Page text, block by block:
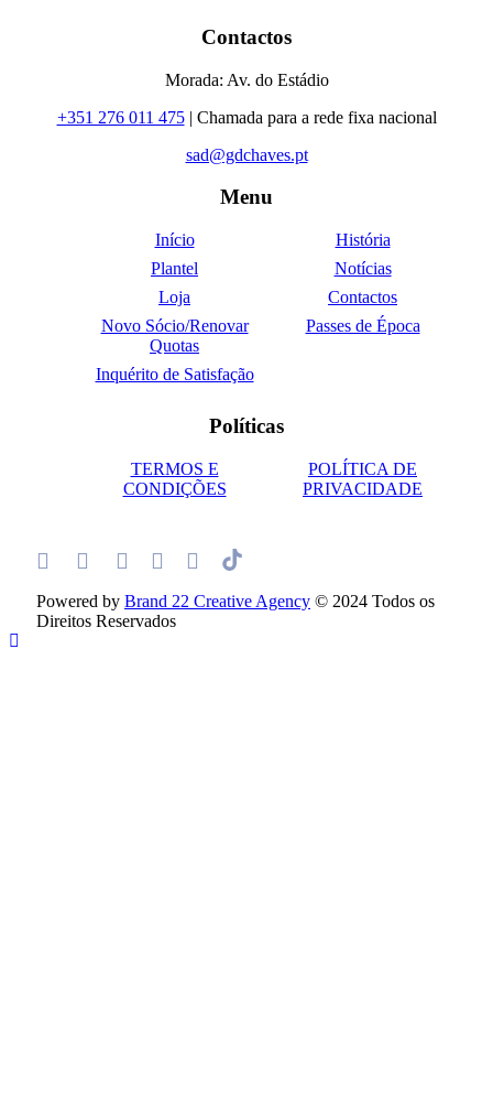
Contactos
Morada: Av. do Estádio
+351 276 011 475| Chamada para a rede fixa nacional
sad@gdchaves.pt
Menu
Início
História
Plantel
Notícias
Loja
Contactos
Novo Sócio/Renovar
Quotas
Passes de Época
Inquérito de Satisfação
Políticas
TERMOS E
CONDIÇÕES
POLÍTICA DE
PRIVACIDADE
Powered by Brand 22 Creative Agency © 2024 Todos os
Direitos Reservados